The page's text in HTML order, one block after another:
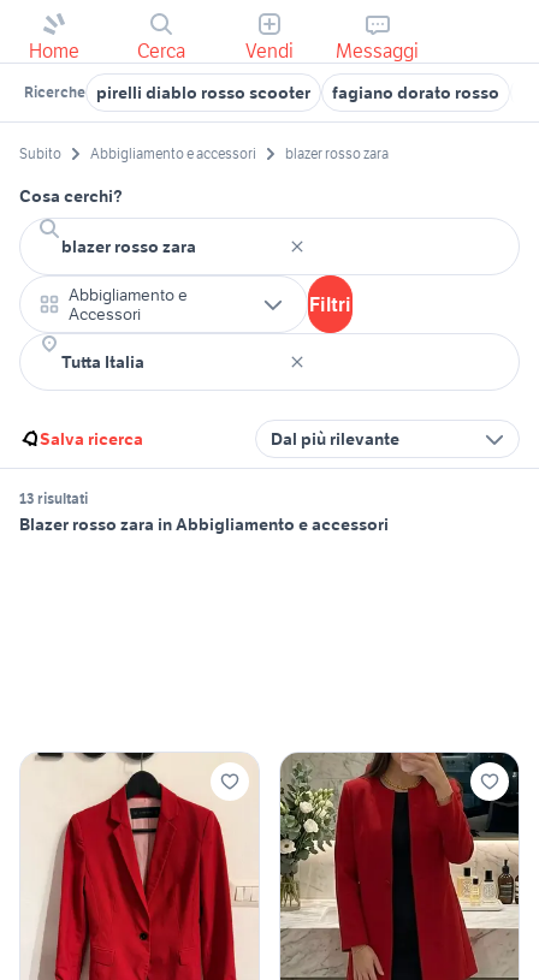
Home Cerca Vendi Messaggi
Ricerche pirelli diablo rosso scooter fagiano dorato rosso
Subito Abbigliamento e accessori blazer rosso zara
Cosa cerchi?
Abbigliamento e
Accessori
Filtri
Salva ricerca Dal più rilevante
13 risultati
Blazer rosso zara in Abbigliamento e accessori